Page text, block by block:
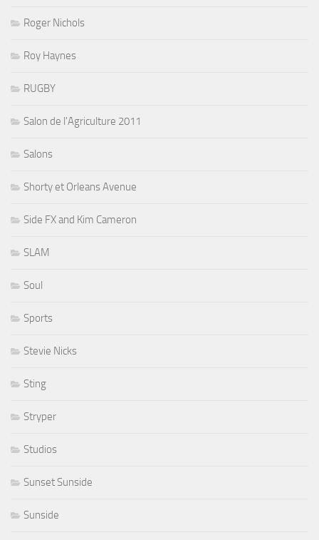
Roger Nichols
Roy Haynes
RUGBY
Salon de l'Agriculture 2011
Salons
Shorty et Orleans Avenue
Side FX and Kim Cameron
SLAM
Soul
Sports
Stevie Nicks
Sting
Stryper
Studios
Sunset Sunside
Sunside